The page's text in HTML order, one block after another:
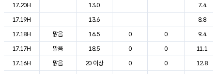
17.20H
13.0
7.4
17.19H
13.6
8.8
17.18H
맑음 16.5 0 0
9.4
17.17H
맑음 18.5 0 0
11.1
17.16H
맑음 20 이상 0 0
12.8